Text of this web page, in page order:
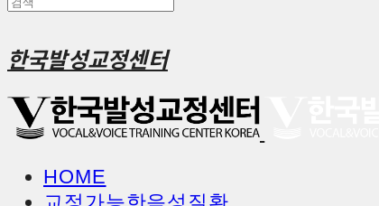
한국발성교정센터
HOME